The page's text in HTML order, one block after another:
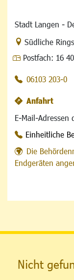
Stadt Langen -
Link zur
Südliche
Postfach: 16
06103 203-0
Anfahrt
E-Mail-Adressen
Einheitliche
Die
Endgeräten
Nicht